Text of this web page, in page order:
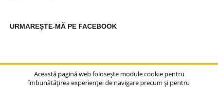
URMAREȘTE-MĂ PE FACEBOOK
Această pagină web folosește module cookie pentru
îmbunătățirea experienței de navigare precum și pentru